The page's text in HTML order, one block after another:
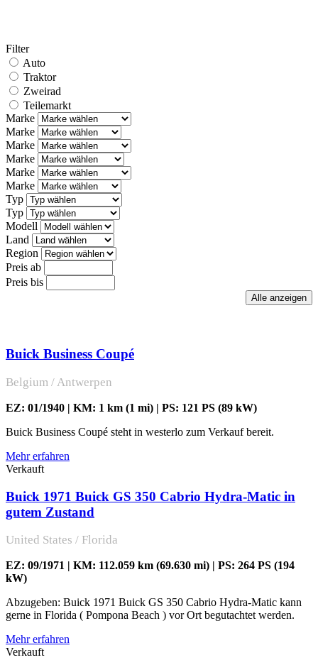
Filter
Auto
Traktor
Zweirad
Teilemarkt
Marke
Marke
Marke
Marke
Marke
Marke
Typ
Typ
Modell
Land
Region
Preis ab
Preis bis
Buick Business Coupé
Belgium / Antwerpen
EZ: 01/1940 | KM: 1 km (1 mi) | PS: 121 PS (89 kW)
Buick Business Coupé steht in westerlo zum Verkauf bereit.
Mehr erfahren
Verkauft
Buick 1971 Buick GS 350 Cabrio Hydra-Matic in
gutem Zustand
United States / Florida
EZ: 09/1971 | KM: 112.059 km (69.630 mi) | PS: 264 PS (194
kW)
Abzugeben: Buick 1971 Buick GS 350 Cabrio Hydra-Matic kann
gerne in Florida ( Pompona Beach ) vor Ort begutachtet werden.
Mehr erfahren
Verkauft